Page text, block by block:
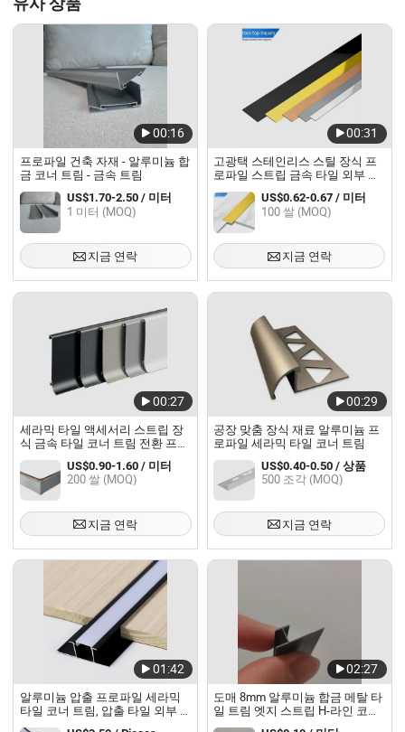
00:16
프로파일 건축 자재 - 알루미늄 합
금 코너 트림 - 금속 트림
US$1.70-2.50 / 미터
1 미터 (MOQ)
지금 연락
00:31
고광택 스테인리스 스틸 장식 프
로파일 스트립 금속 타일 외부 모
서리 트림
US$0.62-0.67 / 미터
100 쌀 (MOQ)
지금 연락
00:27
세라믹 타일 액세서리 스트립 장
식 금속 타일 코너 트림 전환 프로
파일 알루미늄 타일 트림
US$0.90-1.60 / 미터
200 쌀 (MOQ)
지금 연락
00:29
공장 맞춤 장식 재료 알루미늄 프
로파일 세라믹 타일 코너 트림
US$0.40-0.50 / 상품
500 조각 (MOQ)
지금 연락
01:42
알루미늄 압출 프로파일 세라믹
타일 코너 트림, 압출 타일 외부 코
너 트림
02:27
도매 8mm 알루미늄 합금 메탈 타
일 트림 엣지 스트립 H-라인 코너
트림 PVC 대리석 시트 WPC 벽 패